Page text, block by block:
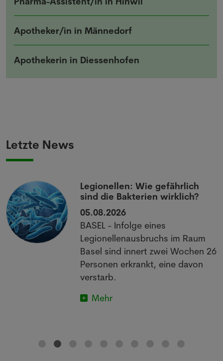
Apotheker/in in Männedorf
Apothekerin in Diessenhofen
Letzte News
Legionellen: Wie gefährlich
sind die Bakterien wirklich?
05.08.2026
BASEL - Infolge eines
Legionellenausbruchs im Raum
Basel sind innert zwei Wochen 26
Personen erkrankt, eine davon
verstarb.
Mehr